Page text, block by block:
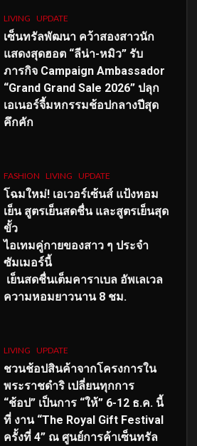
LIVING UPDATE
เซ็นทรัลพัฒนา คว้าสองสาวนัก
แสดงสุดฮอต “ลีน่า-หมิว” รับ
ภารกิจ Campaign Ambassador
“Grand Grand Sale 2026” ปลุก
เอเนอร์จี้มหกรรมช้อปกลางปีสุด
คึกคัก
FASHION LIVING UPDATE
โฉมใหม่! เอเวอร์เซ้นส์ แป้งหอม
เย็น สูตรเย็นสดชื่น และสูตรเย็นสุด
ขั้ว
ไอเทมคู่กายของสาว ๆ ประจำ
ซัมเมอร์นี้
เย็นสดชื่นเต็มคาราเบล อัพเลเวล
ความหอมยาวนาน 8 ชม.
LIVING UPDATE
ชวนช้อปสินค้าจากโครงการใน
พระราชดำริ เปลี่ยนทุกการ
“ช้อป” เป็นการ “ให้” 6-12 ธ.ค. นี้
ที่ งาน “The Royal Gift Festival
ครั้งที่ 4” ณ ศูนย์การค้าเซ็นทรัล